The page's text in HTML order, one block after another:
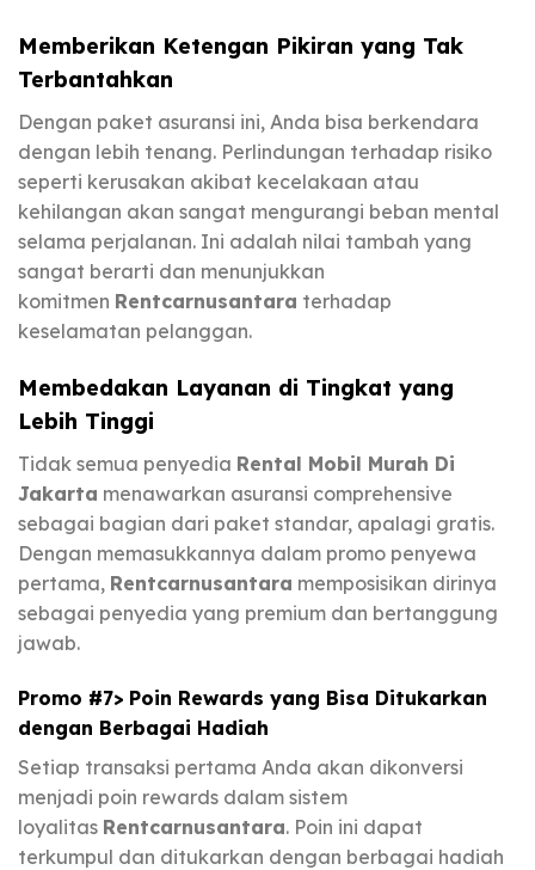
Memberikan Ketengan Pikiran yang Tak
Terbantahkan
Dengan paket asuransi ini, Anda bisa berkendara
dengan lebih tenang. Perlindungan terhadap risiko
seperti kerusakan akibat kecelakaan atau
kehilangan akan sangat mengurangi beban mental
selama perjalanan. Ini adalah nilai tambah yang
sangat berarti dan menunjukkan
komitmen Rentcarnusantara terhadap
keselamatan pelanggan.
Membedakan Layanan di Tingkat yang
Lebih Tinggi
Tidak semua penyedia Rental Mobil Murah Di
Jakarta menawarkan asuransi comprehensive
sebagai bagian dari paket standar, apalagi gratis.
Dengan memasukkannya dalam promo penyewa
pertama, Rentcarnusantara memposisikan dirinya
sebagai penyedia yang premium dan bertanggung
jawab.
Promo #7> Poin Rewards yang Bisa Ditukarkan
dengan Berbagai Hadiah
Setiap transaksi pertama Anda akan dikonversi
menjadi poin rewards dalam sistem
loyalitas Rentcarnusantara. Poin ini dapat
terkumpul dan ditukarkan dengan berbagai hadiah